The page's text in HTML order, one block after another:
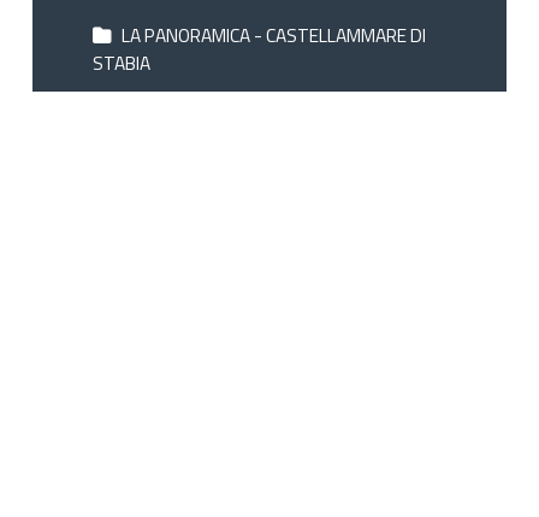
LA PANORAMICA - CASTELLAMMARE DI
STABIA